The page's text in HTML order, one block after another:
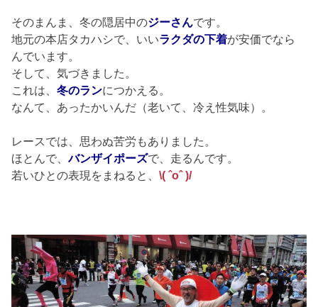
そのまんま、冬の隠居中のジーさんです。
地元の本店タカハシで、いいラクダの下着が安価でなら
んでいます。
そして、気づきました。
これは、冬のランにつかえる。
なんて、あったかいんだ（老いて、冷え性気味）。
レースでは、思わぬ苦労もありました。
ほとんで、バンザイポーズで、走るんです。
若いひとの表現をまねると、\( ˆoˆ )/